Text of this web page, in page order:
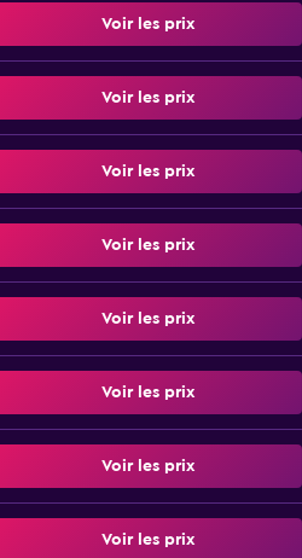
Voir les prix
Voir les prix
Voir les prix
Voir les prix
Voir les prix
Voir les prix
Voir les prix
Voir les prix